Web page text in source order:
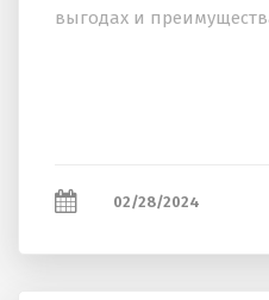
выгодах и
02/28/2024